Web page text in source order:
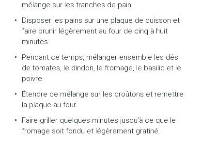
mélange sur les tranches de pain.
Disposer les pains sur une plaque de cuisson et
faire brunir légèrement au four de cinq à huit
minutes.
Pendant ce temps, mélanger ensemble les dés
de tomates, le dindon, le fromage, le basilic et le
poivre.
Étendre ce mélange sur les croûtons et remettre
la plaque au four.
Faire griller quelques minutes jusqu’à ce que le
fromage soit fondu et légèrement gratiné.